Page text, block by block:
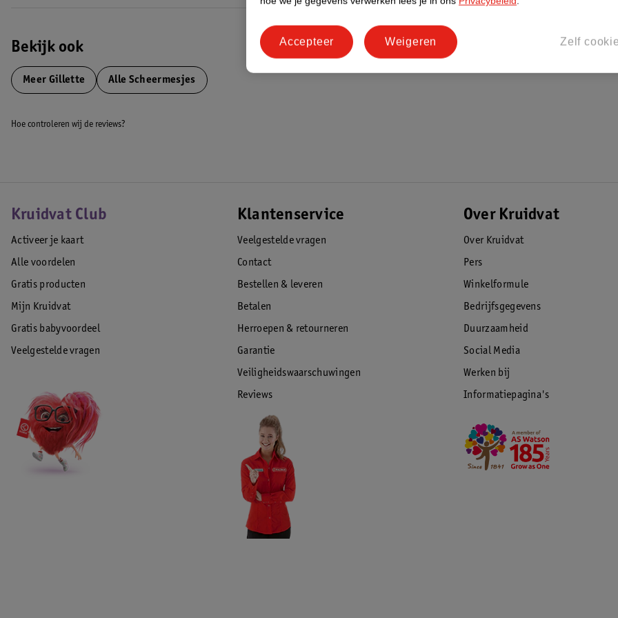
Bekijk ook
Meer Gillette Alle Scheermesjes
Hoe controleren wij de reviews?
Kruidvat Club
Activeer je kaart
Alle voordelen
Gratis producten
Mijn Kruidvat
Gratis babyvoordeel
Veelgestelde vragen
Klantenservice
Veelgestelde vragen
Contact
Bestellen & leveren
Betalen
Herroepen & retourneren
Garantie
Veiligheidswaarschuwingen
Reviews
Over Kruidvat
Over Kruidvat
Pers
Winkelformule
Bedrijfsgegevens
Duurzaamheid
Social Media
Werken bij
Informatiepagina's
Zelf
Weigeren
Accepteer